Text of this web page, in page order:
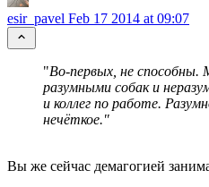
esir_pavel Feb 17 2014 at 09:07
"Во-первых, не
разумными собак и
и коллег по работе.
нечёткое."
Вы же сейчас демагогией